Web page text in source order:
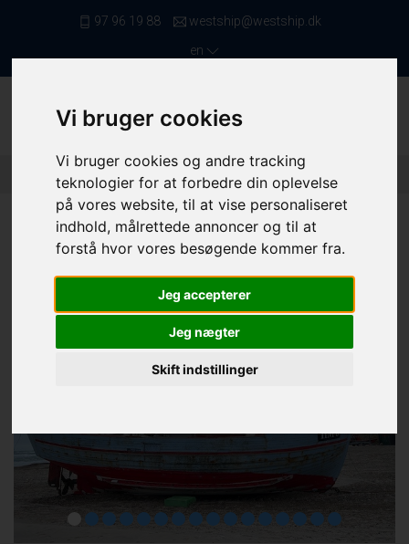
Vi bruger cookies
Vi bruger cookies og andre tracking
teknologier for at forbedre din oplevelse
på vores website, til at vise personaliseret
indhold, målrettede annoncer og til at
forstå hvor vores besøgende kommer fra.
Jeg accepterer
Jeg nægter
Skift indstillinger
97 96 19 88
westship@westship.dk
en
Front Page / Saleslist / Danish Seiners / 4396